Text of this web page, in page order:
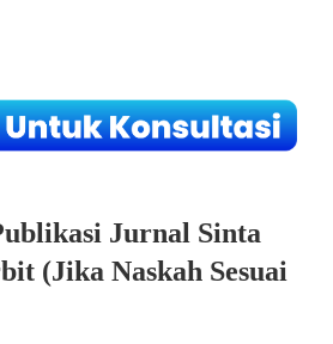
Jurnal Sinta
(Jika Naskah Sesuai